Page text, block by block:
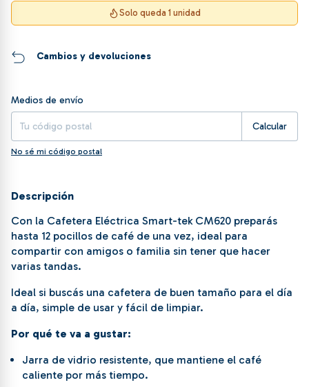
Solo queda 1 unidad
Cambios y devoluciones
Entregas para el CP:
Medios de envío
Calcular
No sé mi código postal
Descripción
Con la Cafetera Eléctrica Smart-tek CM620 preparás
hasta 12 pocillos de café de una vez, ideal para
compartir con amigos o familia sin tener que hacer
varias tandas.
Ideal si buscás una cafetera de buen tamaño para el día
a día, simple de usar y fácil de limpiar.
Por qué te va a gustar:
Jarra de vidrio resistente, que mantiene el café
caliente por más tiempo.